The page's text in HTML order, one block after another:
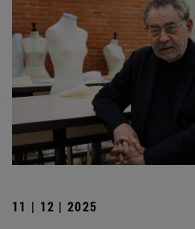
11 | 12 | 2025